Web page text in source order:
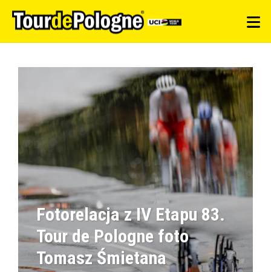
Fotorelacja z IV Etapu 83.
Tour de Pologne foto
Tomasz Śmietana